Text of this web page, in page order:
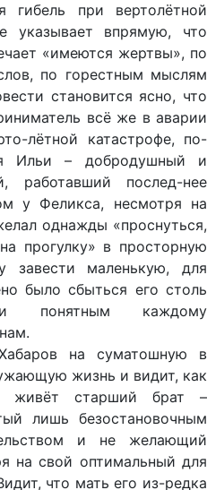
гибель при вертолётной
указывает впрямую, что
«имеются жертвы», по
по горестным мыслям
становится ясно, что
всё же в аварии
лётной катастрофе, по-
Ильи – добродушный и
работавший послед-нее
у Феликса, несмотря на
однажды «проснуться,
прогулку» в просторную
завести маленькую, для
было сбыться его столь
понятным каждому
на суматошную в
жизнь и видит, как
живёт старший брат –
лишь безостановочным
и не желающий
на свой оптимальный для
что мать его из-редка